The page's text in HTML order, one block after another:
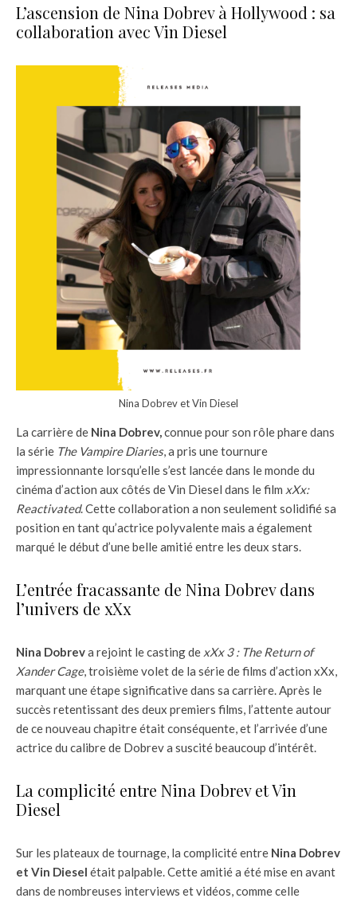
L’ascension de Nina Dobrev à Hollywood : sa
collaboration avec Vin Diesel
Nina Dobrev et Vin Diesel
La carrière de Nina Dobrev,connue pour son rôle phare dans
la série The Vampire Diaries, a pris une tournure
impressionnante lorsqu’elle s’est lancée dans le monde du
cinéma d’action aux côtés de Vin Diesel dans le film xXx:
Reactivated. Cette collaboration a non seulement solidifié sa
position en tant qu’actrice polyvalente mais a également
marqué le début d’une belle amitié entre les deux stars.
L’entrée fracassante de Nina Dobrev dans
l’univers de xXx
Nina Dobreva rejoint le casting de xXx 3 : The Return of
Xander Cage, troisième volet de la série de films d’action xXx,
marquant une étape significative dans sa carrière. Après le
succès retentissant des deux premiers films, l’attente autour
de ce nouveau chapitre était conséquente, et l’arrivée d’une
actrice du calibre de Dobrev a suscité beaucoup d’intérêt.
La complicité entre Nina Dobrev et Vin
Diesel
Sur les plateaux de tournage, la complicité entre Nina Dobrev
et Vin Diesel était palpable. Cette amitié a été mise en avant
dans de nombreuses interviews et vidéos, comme celle